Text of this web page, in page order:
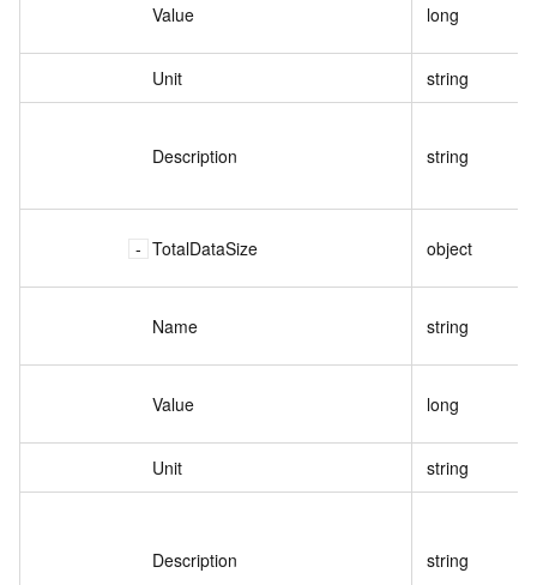
Value long
Unit string
Description string
TotalDataSize object
Name string
Value long
Unit string
Description string